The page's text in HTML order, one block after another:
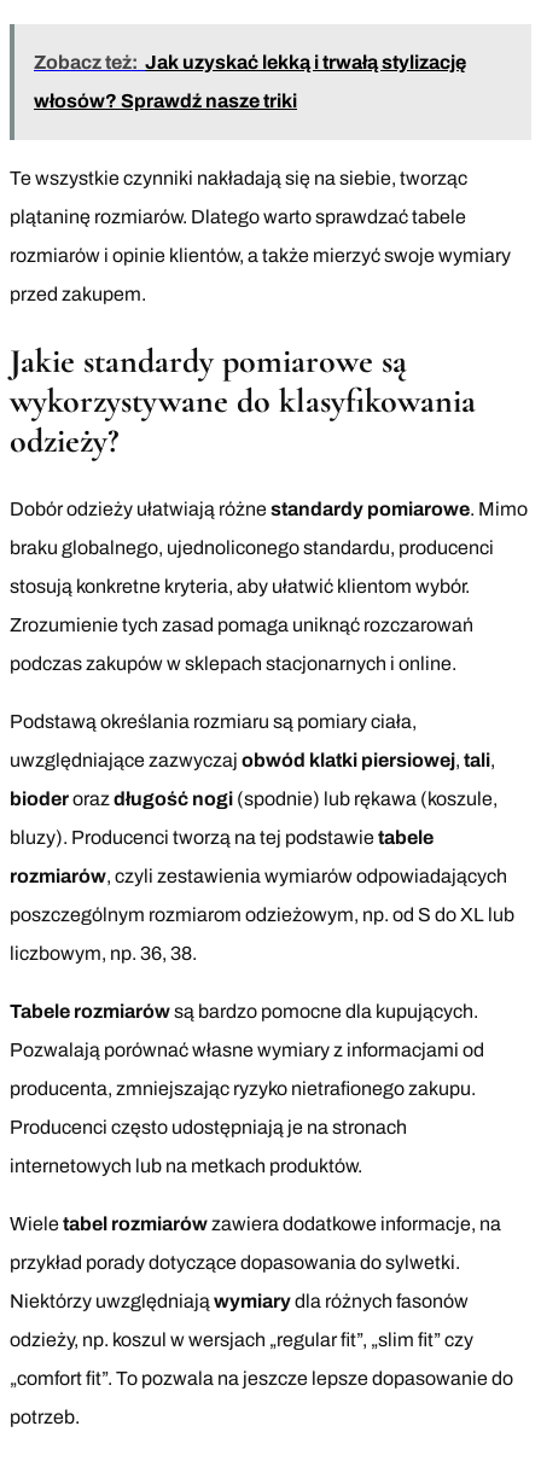
Zobacz też: Jak uzyskać lekką i trwałą stylizację
włosów? Sprawdź nasze triki
Te wszystkie czynniki nakładają się na siebie, tworząc
plątaninę rozmiarów. Dlatego warto sprawdzać tabele
rozmiarów i opinie klientów, a także mierzyć swoje wymiary
przed zakupem.
Jakie standardy pomiarowe są
wykorzystywane do klasyfikowania
odzieży?
Dobór odzieży ułatwiają różnestandardy pomiarowe. Mimo
braku globalnego, ujednoliconego standardu, producenci
stosują konkretne kryteria, aby ułatwić klientom wybór.
Zrozumienie tych zasad pomaga uniknąć rozczarowań
podczas zakupów w sklepach stacjonarnych i online.
Podstawą określania rozmiaru są pomiary ciała,
uwzględniające zazwyczaj obwód klatki piersiowej, tali,
bioderoraz długość nogi (spodnie) lub rękawa (koszule,
bluzy). Producenci tworzą na tej podstawietabele
rozmiarów, czyli zestawienia wymiarów odpowiadających
poszczególnym rozmiarom odzieżowym, np. od S do XL lub
liczbowym, np. 36, 38.
Tabele rozmiarówsą bardzo pomocne dla kupujących.
Pozwalają porównać własne wymiary z informacjami od
producenta, zmniejszając ryzyko nietrafionego zakupu.
Producenci często udostępniają je na stronach
internetowych lub na metkach produktów.
Wieletabel rozmiarówzawiera dodatkowe informacje, na
przykład porady dotyczące dopasowania do sylwetki.
Niektórzy uwzględniają wymiarydla różnych fasonów
odzieży, np. koszul w wersjach „regular fit”, „slim fit” czy
„comfort fit”. To pozwala na jeszcze lepsze dopasowanie do
potrzeb.